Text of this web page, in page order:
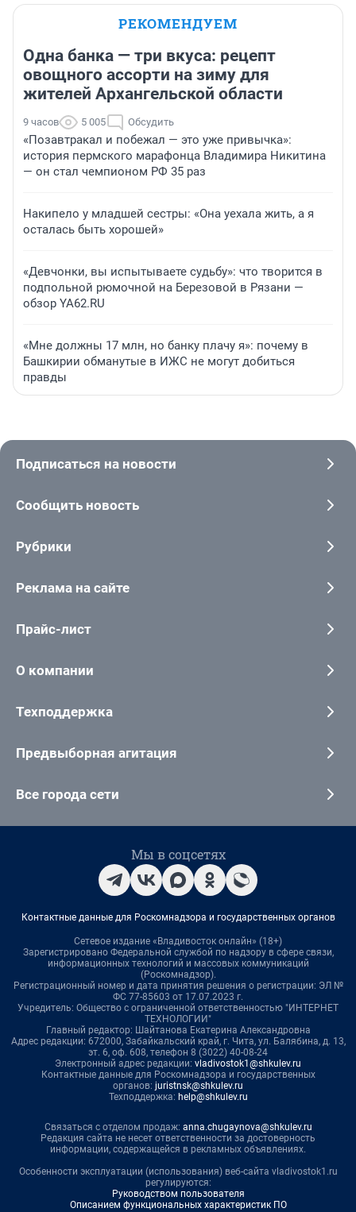
РЕКОМЕНДУЕМ
Одна банка — три вкуса: рецепт
овощного ассорти на зиму для
жителей Архангельской области
9 часов 5 005 Обсудить
«Позавтракал и побежал — это уже привычка»:
история пермского марафонца Владимира Никитина
— он стал чемпионом РФ 35 раз
Накипело у младшей сестры: «Она уехала жить, а я
осталась быть хорошей»
«Девчонки, вы испытываете судьбу»: что творится в
подпольной рюмочной на Березовой в Рязани —
обзор YA62.RU
«Мне должны 17 млн, но банку плачу я»: почему в
Башкирии обманутые в ИЖС не могут добиться
правды
Подписаться на новости
Сообщить новость
Рубрики
Реклама на сайте
Прайс-лист
О компании
Техподдержка
Предвыборная агитация
Все города сети
Мы в соцсетях
Контактные данные для Роскомнадзора и государственных органов
Сетевое издание «Владивосток онлайн» (18+)
Зарегистрировано Федеральной службой по надзору в сфере связи,
информационных технологий и массовых коммуникаций
(Роскомнадзор).
Регистрационный номер и дата принятия решения о регистрации: ЭЛ №
ФС 77-85603 от 17.07.2023 г.
Учредитель: Общество с ограниченной ответственностью "ИНТЕРНЕТ
ТЕХНОЛОГИИ"
Главный редактор: Шайтанова Екатерина Александровна
Адрес редакции: 672000, Забайкальский край, г. Чита, ул. Балябина, д. 13,
эт. 6, оф. 608, телефон 8 (3022) 40-08-24
Электронный адрес редакции: vladivostok1@shkulev.ru
Контактные данные для Роскомнадзора и государственных
органов: juristnsk@shkulev.ru
Техподдержка: help@shkulev.ru
Связаться с отделом продаж: anna.chugaynova@shkulev.ru
Редакция сайта не несет ответственности за достоверность
информации, содержащейся в рекламных объявлениях.
Особенности эксплуатации (использования) веб-сайта vladivostok1.ru
регулируются:
Руководством пользователя
Описанием функциональных характеристик ПО